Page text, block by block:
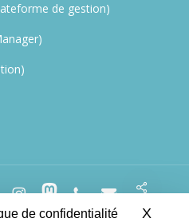
de confidentialité X
Share
de gestion)
instagrammastodonphoneemail